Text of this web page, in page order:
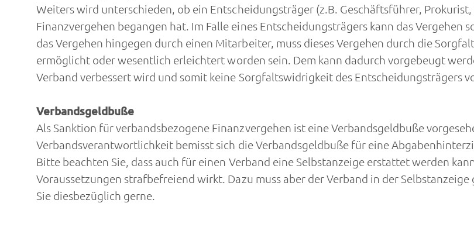
Weiters wird unterschieden, ob ein Entscheidungsträger (z.B. Geschäftsführer,
Finanzvergehen begangen hat. Im Falle eines Entscheidungsträgers kann das
das Vergehen hingegen durch einen Mitarbeiter, muss dieses Vergehen durch die
ermöglicht oder wesentlich erleichtert worden sein. Dem kann dadurch vorgebeugt
Verband verbessert wird und somit keine Sorgfaltswidrigkeit des Entscheidungsträgers
Verbandsgeldbuße
Als Sanktion für verbandsbezogene Finanzvergehen ist eine Verbandsgeldbuße
Verbandsverantwortlichkeit bemisst sich die Verbandsgeldbuße für eine
Bitte beachten Sie, dass auch für einen Verband eine Selbstanzeige erstattet werden
Voraussetzungen strafbefreiend wirkt. Dazu muss aber der Verband in der
Sie diesbezüglich gerne.